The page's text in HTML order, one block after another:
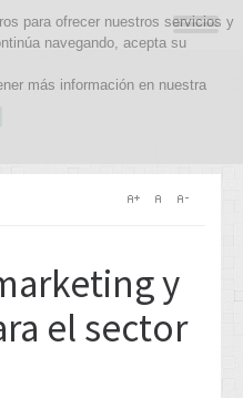
para ofrecer nuestros servicios y
navegando, acepta su
más información en nuestra
y
el sector